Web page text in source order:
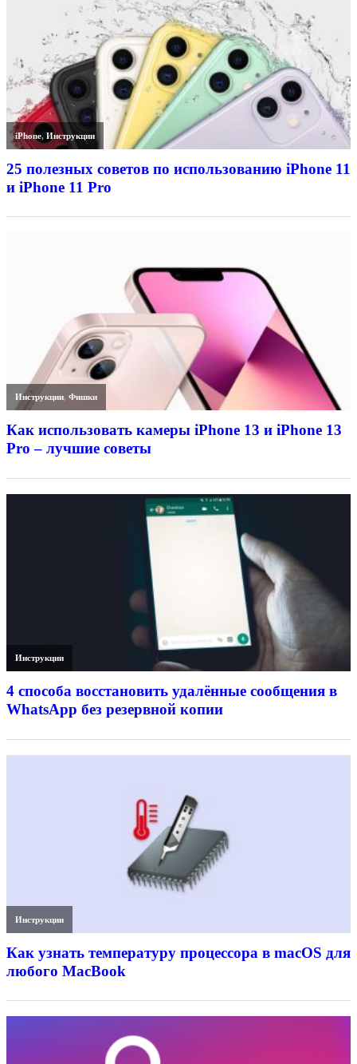
iPhone,Инструкции
25 полезных советов по использованию iPhone 11
и iPhone 11 Pro
Инструкции,Фишки
Как использовать камеры iPhone 13 и iPhone 13
Pro – лучшие советы
Инструкции
4 способа восстановить удалённые сообщения в
WhatsApp без резервной копии
Инструкции
Как узнать температуру процессора в macOS для
любого MacBook